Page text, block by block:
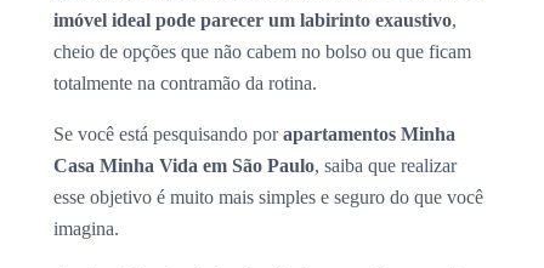
imóvel ideal pode parecer um labirinto exaustivo,
cheio de opções que não cabem no bolso ou que ficam
totalmente na contramão da rotina.
Se você está pesquisando porapartamentos Minha
Casa Minha Vida em São Paulo, saiba que realizar
esse objetivo é muito mais simples e seguro do que você
imagina.